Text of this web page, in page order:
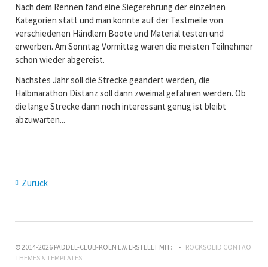
Nach dem Rennen fand eine Siegerehrung der einzelnen
Kategorien statt und man konnte auf der Testmeile von
verschiedenen Händlern Boote und Material testen und
erwerben. Am Sonntag Vormittag waren die meisten Teilnehmer
schon wieder abgereist.
Nächstes Jahr soll die Strecke geändert werden, die
Halbmarathon Distanz soll dann zweimal gefahren werden. Ob
die lange Strecke dann noch interessant genug ist bleibt
abzuwarten...
Zurück
© 2014-2026 PADDEL-CLUB-KÖLN E.V. ERSTELLT MIT:
ROCKSOLID CONTAO
THEMES & TEMPLATES